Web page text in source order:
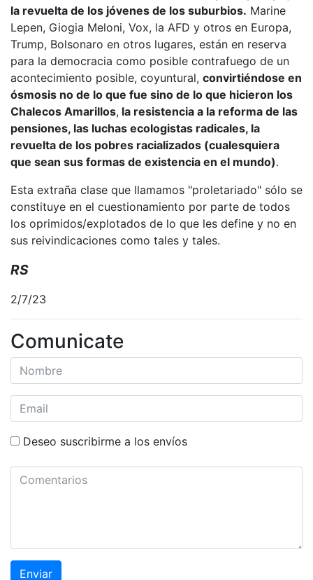
la revuelta de los jóvenes de los suburbios. Marine
Lepen, Giogia Meloni, Vox, la AFD y otros en Europa,
Trump, Bolsonaro en otros lugares, están en reserva
para la democracia como posible contrafuego de un
acontecimiento posible, coyuntural, convirtiéndose en
ósmosis no de lo que fue sino de lo que hicieron los
Chalecos Amarillos, la resistencia a la reforma de las
pensiones, las luchas ecologistas radicales, la
revuelta de los pobres racializados (cualesquiera
que sean sus formas de existencia en el mundo).
Esta extraña clase que llamamos "proletariado" sólo se
constituye en el cuestionamiento por parte de todos
los oprimidos/explotados de lo que les define y no en
sus reivindicaciones como tales y tales.
RS
2/7/23
Comunicate
Deseo suscribirme a los envíos
Enviar